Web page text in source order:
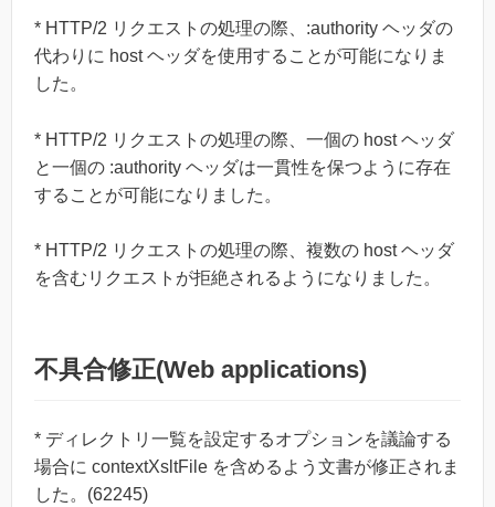
* HTTP/2 リクエストの処理の際、:authority ヘッダの
代わりに host ヘッダを使用することが可能になりま
した。
* HTTP/2 リクエストの処理の際、一個の host ヘッダ
と一個の :authority ヘッダは一貫性を保つように存在
することが可能になりました。
* HTTP/2 リクエストの処理の際、複数の host ヘッダ
を含むリクエストが拒絶されるようになりました。
不具合修正(Web applications)
* ディレクトリ一覧を設定するオプションを議論する
場合に contextXsltFile を含めるよう文書が修正されま
した。(62245)